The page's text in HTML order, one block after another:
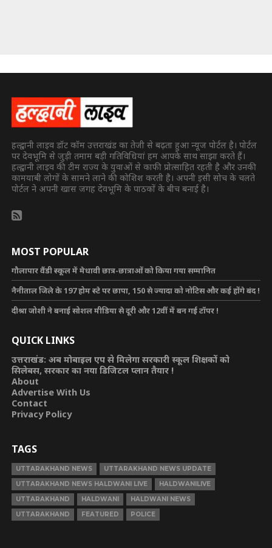
हल्द्वानी लाइव डॉट कॉम उत्तराखंड का तेजी से बढ़ता हुआ न्यूज पोर्टल है। पोर्टल
पर देवभूमि से जुड़ी तमाम बड़ी गतिविधियां हम आपके साथ साझा करते हैं।
हल्द्वानी लाइव की टीम राज्य के युवाओं से काफी प्रोत्साहित रहती है और उनकी
कामयाबी लोगों के सामने लाने की कोशिश करती है। अपनी इसी सोच के चलते
पोर्टल ने अपनी खास जगह देवभूमि के पाठकों के बीच बनाई है।
MOST POPULAR
गौलापार वैंडी स्कूल में मेधावी छात्र-छात्राओं को किया गया सम्मानित
नैनीताल जिले के 197 होम स्टे पर छापा, 150 से ज्यादा को नोटिस और कई होंगे बंद !
दीश्रा जोशी ने बनाई सोशल मीडिया से दूरी और 12वीं में बन गई टॉपर !
QUICK LINKS
उत्तराखंड: अब मोबाइल एप से मिलेगा सरकारी स्कूल शिक्षकों को
सिलेबस, सरकार का नया डिजिटल प्लान तैयार !
About
Advertise With Us
Contact
Privacy Policy
TAGS
UTTARAKHAND NEWS
UTTARAKHAND NEWS UPDATE
UTTARAKHAND NEWS HALDWANI LIVE
HALDWANILIVE
UTTARAKHAND
HALDWANI
HALDWANI NEWS
UTTARAKHAND
FEATURED POLICE